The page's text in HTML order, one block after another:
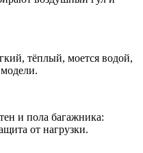
тёплый, моется водой,
и пола багажника:
от нагрузки.